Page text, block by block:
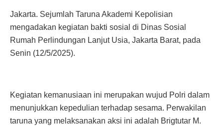
Jakarta. Sejumlah Taruna Akademi Kepolisian
mengadakan kegiatan bakti sosial di Dinas Sosial
Rumah Perlindungan Lanjut Usia, Jakarta Barat, pada
Senin (12/5/2025).
Kegiatan kemanusiaan ini merupakan wujud Polri dalam
menunjukkan kepedulian terhadap sesama. Perwakilan
taruna yang melaksanakan aksi ini adalah Brigtutar M.